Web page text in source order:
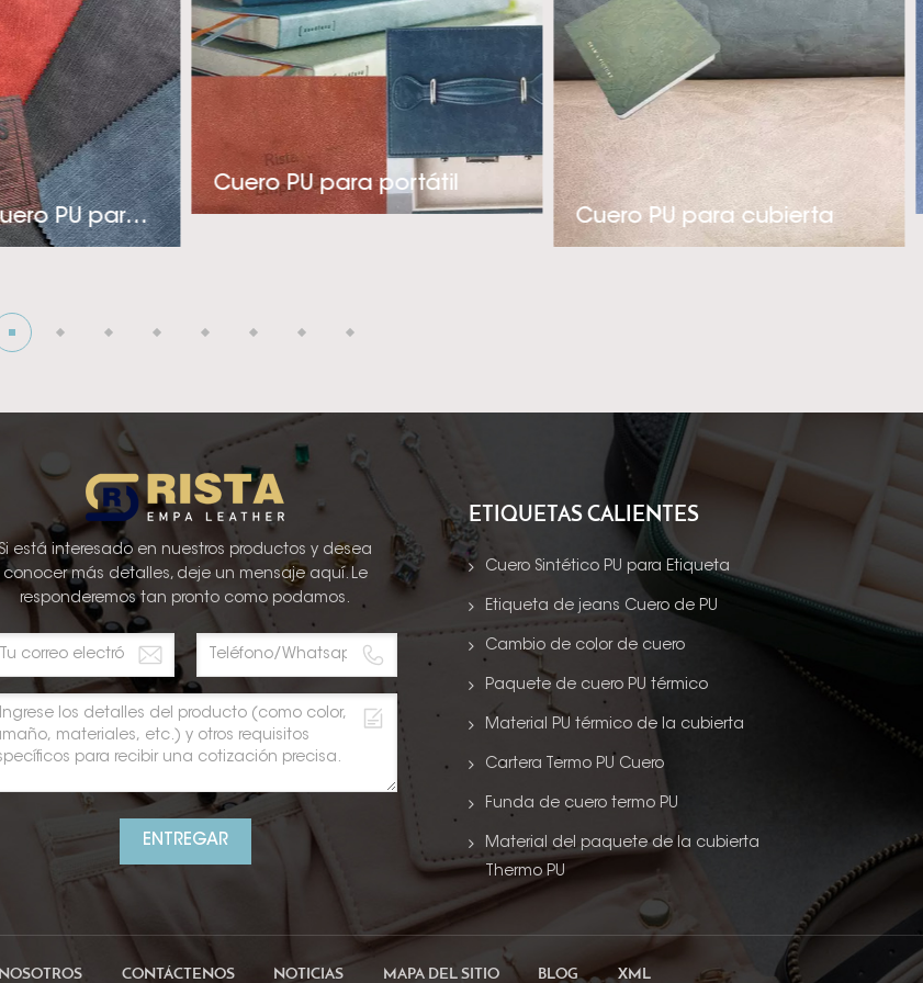
de colores, relieves y acabados elegantes. Es súper suave al
la industria de etiquetas, empaques y cubiertas de lujo. Con
y pensamiento innovador, Rista adopta un enfoque proactivo en
rentables y específicos para aplicaciones que se adaptan a
Si está buscando un proveedor de cuero sintético de PU
alta calidad constante para su elegante industria de ropa, fundas
póngase en contacto con nosotros! La visión de la empresa es
el ¡El mejor y más profesional proveedor de cuero sintético PU
Etiqueta de cuero PU para jeans
Cuero PU para portátil
Cuero PU para cubierta
está interesado en nuestros productos y desea
conocer más detalles, deje un mensaje aquí. Le
responderemos tan pronto como podamos.
ENTREGAR
ETIQUETAS CALIENTES
Cuero Sintético PU para Etiqueta
Etiqueta de jeans Cuero de PU
Cambio de color de cuero
Paquete de cuero PU térmico
Material PU térmico de la cubierta
Cartera Termo PU Cuero
Funda de cuero termo PU
Material del paquete de la cubierta
Thermo PU
CONTÁCTENOS NOTICIAS MAPA DEL SITIO BLOG XML